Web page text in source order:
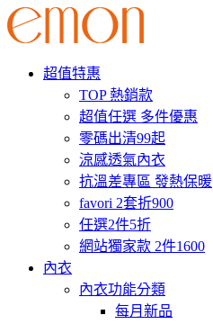
超值特惠
TOP 熱銷款
超值任選 多件優惠
零碼出清99起
涼感透氣內衣
抗溫差專區 發熱保暖
favori 2套折900
任選2件5折
網站獨家款 2件1600
內衣
內衣功能分類
每月新品